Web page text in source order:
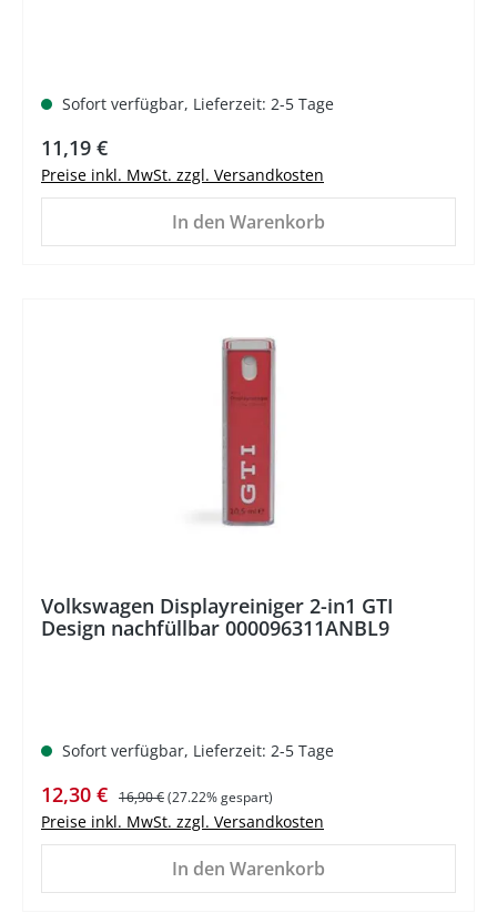
Sofort verfügbar, Lieferzeit: 2-5 Tage
Regulärer Preis:
11,19 €
Preise inkl. MwSt. zzgl. Versandkosten
In den Warenkorb
Volkswagen Displayreiniger 2-in1 GTI
Design nachfüllbar 000096311ANBL9
Sofort verfügbar, Lieferzeit: 2-5 Tage
Verkaufspreis:
12,30 € Regulärer Preis:
16,90 €(27.22% gespart)
Preise inkl. MwSt. zzgl. Versandkosten
In den Warenkorb